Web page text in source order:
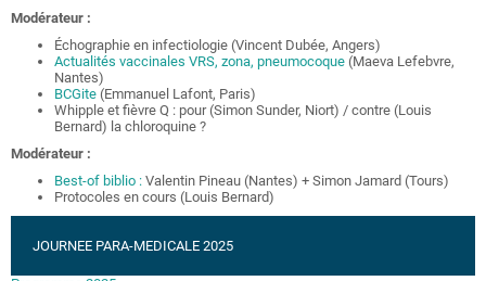
Modérateur :
Échographie en infectiologie (Vincent Dubée, Angers)
Actualités vaccinales VRS, zona, pneumocoque (Maeva Lefebvre,
Nantes)
BCGite (Emmanuel Lafont, Paris)
Whipple et fièvre Q : pour (Simon Sunder, Niort) / contre (Louis
Bernard) la chloroquine ?
Modérateur :
Best-of biblio : Valentin Pineau (Nantes) + Simon Jamard (Tours)
Protocoles en cours (Louis Bernard)
JOURNEE PARA-MEDICALE 2025